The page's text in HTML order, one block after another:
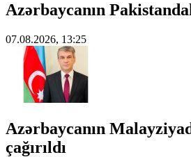
Azərbaycanın
07.08.2026, 13:25
Azərbaycanın
çağırıldı